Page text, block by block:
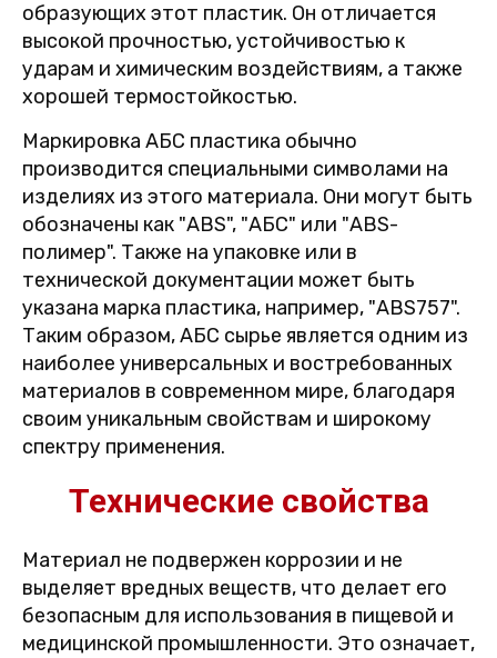
образующих этот пластик. Он отличается
высокой прочностью, устойчивостью к
ударам и химическим воздействиям, а также
хорошей термостойкостью.
Маркировка АБС пластика обычно
производится специальными символами на
изделиях из этого материала. Они могут быть
обозначены как "ABS", "АБС" или "ABS-
полимер". Также на упаковке или в
технической документации может быть
указана марка пластика, например, "ABS757".
Таким образом, АБС сырье является одним из
наиболее универсальных и востребованных
материалов в современном мире, благодаря
своим уникальным свойствам и широкому
спектру применения.
Технические свойства
Материал не подвержен коррозии и не
выделяет вредных веществ, что делает его
безопасным для использования в пищевой и
медицинской промышленности. Это означает,